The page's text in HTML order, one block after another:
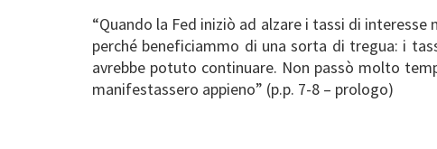
“Quando la Fed iniziò ad alzare i tassi di
perché beneficiammo di una sorta di tregua: i
avrebbe potuto continuare. Non passò molto
manifestassero appieno” (p.p. 7-8 – prologo)